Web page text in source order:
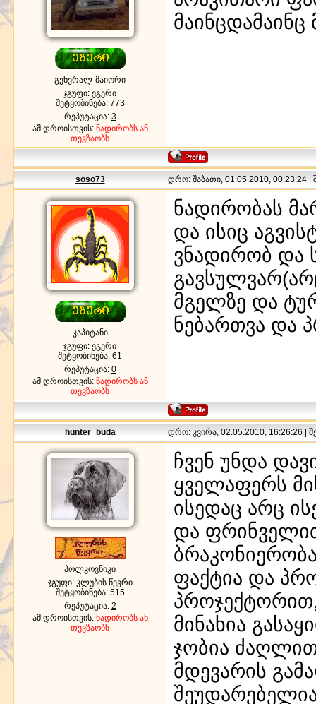
გენერალ-მაიორი
ჯგუფი: ეგერი
შეტყობინება: 773
რეპუტაცია: 3
ამ დროისთვის: ნადირობს ან
თევზაობს
soso73 დრო: შაბათი, 01.05.2010, 00:23:24 |
კაპიტანი
ჯგუფი: ეგერი
შეტყობინება: 61
რეპუტაცია: 0
ამ დროისთვის: ნადირობს ან
თევზაობს
ნადირობას
და ისიც
ვნადირობ და
მგელზე და
ნებართვა და
hunter_buda დრო: კვირა, 02.05.2010, 16:26:26 |
პოლკოვნიკი
ჯგუფი: კლუბის წევრი
შეტყობინება: 515
რეპუტაცია: 2
ამ დროისთვის: ნადირობს ან
თევზაობს
ჩვენ უნდა
ყველაფერს
ისედაც არც
და
ფაქტია და
მინახია
ჯობია
მდევარის